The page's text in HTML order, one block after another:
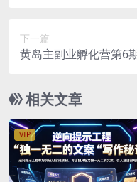
下一篇
黄岛主副业孵化营第6
相关文章
VIP